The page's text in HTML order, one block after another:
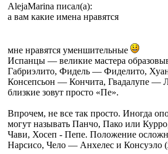
AlejaMarina писал(а):
а вам какие имена нравятся
мне нравятся уменшительные
Испанцы — великие мастера
Габриэлито, Фидель — Фиделито,
Консепсьон — Кончита, Гвадалупе —
близкие зовут просто «Пе».
Впрочем, не все так просто. Иногда
могут называть Панчо, Пако или
Чави, Хосеп - Пепе. Положение
Нарсисо, Чело — Анхелес и Консуэло